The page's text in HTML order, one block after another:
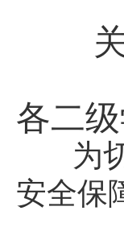
各二
为切
安全保